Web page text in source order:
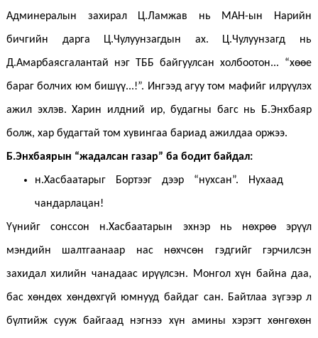
Админералын захирал Ц.Ламжав нь МАН-ын Нарийн
бичгийн дарга Ц.Чулуунзагдын ах. Ц.Чулуунзагд нь
Д.Амарбаясгалантай нэг ТББ байгуулсан холбоотон... “хөөе
бараг болчих юм бишүү...!”. Ингээд агуу том мафийг илрүүлэх
ажил эхлэв. Харин илдний ир, будагны багс нь Б.Энхбаяр
болж, хар будагтай том хувингаа бариад ажилдаа оржээ.
Б.Энхбаярын “жадалсан газар” ба бодит байдал:
н.Хасбаатарыг Бортээг дээр “нухсан”. Нухаад
чандарлацан!
Үүнийг сонссон н.Хасбаатарын эхнэр нь нөхрөө эрүүл
мэндийн шалтгаанаар нас нөхчсөн гэдгийг гэрчилсэн
захидал хилийн чанадаас ирүүлсэн. Монгол хүн байна даа,
бас хөндөх хөндөхгүй юмнууд байдаг сан. Байтлаа зүгээр л
бүлтийж сууж байгаад нэгнээ хүн амины хэрэгт хөнгөхөн